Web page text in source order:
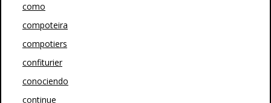
como
compoteira
compotiers
confiturier
conociendo
continue